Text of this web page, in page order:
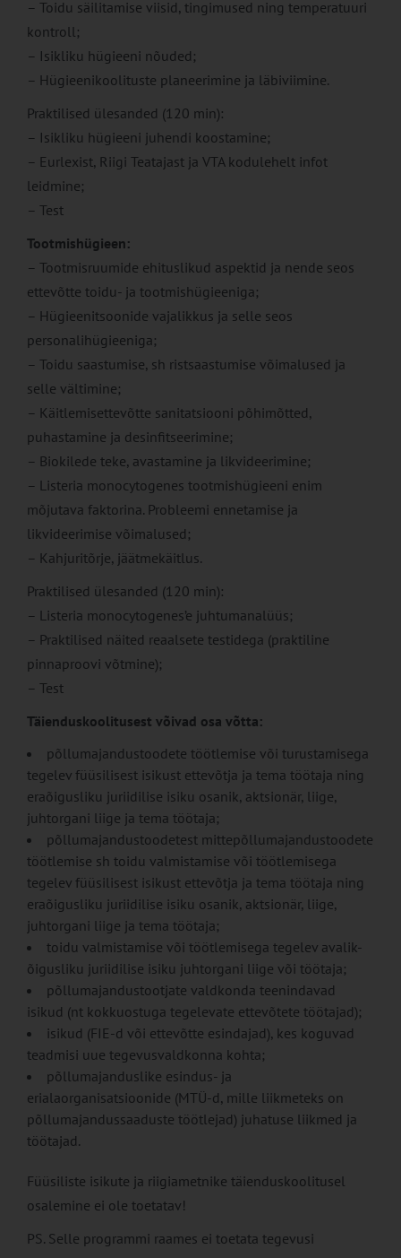
– Toidu säilitamise viisid, tingimused ning temperatuuri
kontroll;
– Isikliku hügieeni nõuded;
– Hügieenikoolituste planeerimine ja läbiviimine.
Praktilised ülesanded (120 min):
– Isikliku hügieeni juhendi koostamine;
– Eurlexist, Riigi Teatajast ja VTA kodulehelt infot
leidmine;
– Test
Tootmishügieen:
– Tootmisruumide ehituslikud aspektid ja nende seos
ettevõtte toidu- ja tootmishügieeniga;
– Hügieenitsoonide vajalikkus ja selle seos
personalihügieeniga;
– Toidu saastumise, sh ristsaastumise võimalused ja
selle vältimine;
– Käitlemisettevõtte sanitatsiooni põhimõtted,
puhastamine ja desinfitseerimine;
– Biokilede teke, avastamine ja likvideerimine;
– Listeria monocytogenes tootmishügieeni enim
mõjutava faktorina. Probleemi ennetamise ja
likvideerimise võimalused;
– Kahjuritõrje, jäätmekäitlus.
Praktilised ülesanded (120 min):
– Listeria monocytogenes’e juhtumanalüüs;
– Praktilised näited reaalsete testidega (praktiline
pinnaproovi võtmine);
– Test
Täienduskoolitusest võivad osa võtta:
põllumajandustoodete töötlemise või turustamisega
tegelev füüsilisest isikust ettevõtja ja tema töötaja ning
eraõigusliku juriidilise isiku osanik, aktsionär, liige,
juhtorgani liige ja tema töötaja;
põllumajandustoodetest mittepõllumajandustoodete
töötlemise sh toidu valmistamise või töötlemisega
tegelev füüsilisest isikust ettevõtja ja tema töötaja ning
eraõigusliku juriidilise isiku osanik, aktsionär, liige,
juhtorgani liige ja tema töötaja;
toidu valmistamise või töötlemisega tegelev avalik-
õigusliku juriidilise isiku juhtorgani liige või töötaja;
põllumajandustootjate valdkonda teenindavad
isikud (nt kokkuostuga tegelevate ettevõtete töötajad);
isikud (FIE-d või ettevõtte esindajad), kes koguvad
teadmisi uue tegevusvaldkonna kohta;
põllumajanduslike esindus- ja
erialaorganisatsioonide (MTÜ-d, mille liikmeteks on
põllumajandussaaduste töötlejad) juhatuse liikmed ja
töötajad.
Füüsiliste isikute ja riigiametnike täienduskoolitusel
osalemine ei ole toetatav!
PS. Selle programmi raames ei toetata tegevusi